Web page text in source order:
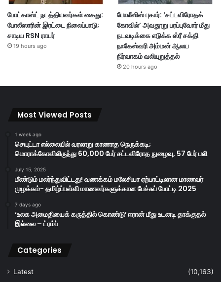
போட்காஸ்ட் நடத்தியவர்கள் கைது:
போலீஸாரின் இரட்டை நிலைப்பாடு;
சாடிய RSN ராயர்
19 hours ago
போலீஸிஸ் புகார்: ‘சட்டவிரோதக்
கோவில்’ அவதூறு பரப்புவோர் மீது
நடவடிக்கை எடுக்க ஸ்ரீ சக்தி
நாகேஸ்வரி அம்மன் ஆலய
நிர்வாகம் வலியுறுத்தல்
20 hours ago
Most Viewed Posts
1 week ago
செயுட்டா எல்லையில் வரலாறு காணாத நெருக்கடி;
மொராக்கோவிலிருந்து 60,000 பேர் சட்டவிரோத நுழைவு, 57 பேர் பலி
July 15, 2025
மீண்டும் மலர்ந்துவிட்டது! வணக்கம் மலேசியா ஏற்பாட்டிலான மாணவர்
முழக்கம்- தமிழ்ப்பள்ளி மாணவர்களுக்கான பேச்சுப் போட்டி 2025
7 days ago
‘உலக அமைதியைக் கருத்தில் கொண்டு’ ஈரான் மீது உடனடி தாக்குதல்
இல்லை – ட்ரம்ப்
Categories
Latest
(10,163)